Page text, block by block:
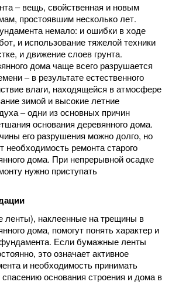
– вещь, свойственная и новым
простоявшим несколько лет.
немало: и ошибки в ходе
и использование тяжелой техники
и движение слоев грунта.
дома чаще всего разрушается
– в результате естественного
влаги, находящейся в атмосфере
зимой и высокие летние
– одни из основных причин
основания деревянного дома.
его разрушения можно долго, но
необходимость ремонта старого
дома. При непрерывной осадке
нужно приступать
наклеенные на трещины в
дома, помогут понять характер и
Если бумажные ленты
это означает активное
и необходимость принимать
основания строения и дома в